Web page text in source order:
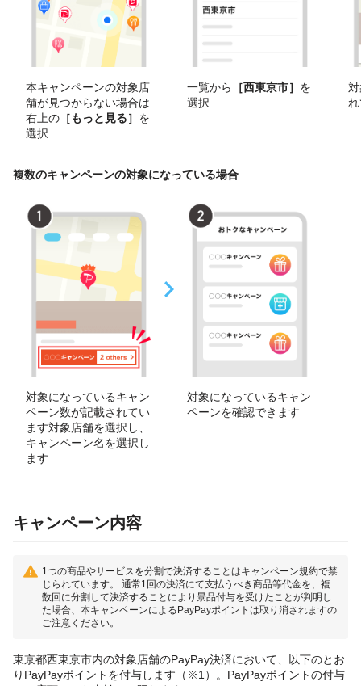
本キャンペーンの対象店
舗が見つからない場合は
右上の ［もっと見る］ を
選択
一覧から ［西東京市］ を
選択
複数のキャンペーンの対象になっている場合
対象になっているキャン
ペーン数が記載されてい
ます対象店舗を選択し、
キャンペーン名を選択し
ます
対象になっているキャン
ペーンを確認できます
キャンペーン内容
1つの商品やサービスを分割で決済することはキャンペーン規約で禁
じられています。 通常1回の決済にて支払うべき商品等代金を、複
数回に分割して決済することにより景品付与を受けたことが判明し
た場合、本キャンペーンによるPayPayポイントは取り消されますの
ご注意ください。
東京都西東京市内の対象店舗のPayPay決済において、以下のとお
りPayPayポイントを付与します（※1）。PayPayポイントの付与